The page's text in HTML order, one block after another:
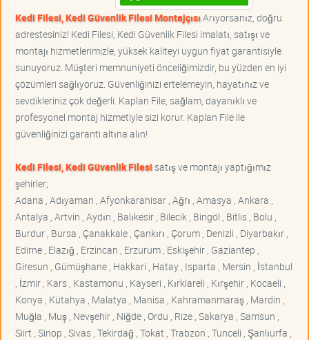
Kedi Filesi, Kedi Güvenlik Filesi MontajçısıArıyorsanız, doğru
adrestesiniz! Kedi Filesi, Kedi Güvenlik Filesi imalatı, satışı ve
montajı hizmetlerimizle, yüksek kaliteyi uygun fiyat garantisiyle
sunuyoruz. Müşteri memnuniyeti önceliğimizdir, bu yüzden en iyi
çözümleri sağlıyoruz. Güvenliğinizi ertelemeyin, hayatınız ve
sevdikleriniz çok değerli. Kaplan File, sağlam, dayanıklı ve
profesyonel montaj hizmetiyle sizi korur. Kaplan File ile
güvenliğinizi garanti altına alın!
Kedi Filesi, Kedi Güvenlik Filesisatış ve montajı yaptığımız
şehirler;
Adana , Adıyaman , Afyonkarahisar , Ağrı , Amasya , Ankara ,
Antalya , Artvin , Aydın , Balıkesir , Bilecik , Bingöl , Bitlis , Bolu ,
Burdur , Bursa , Çanakkale , Çankırı , Çorum , Denizli , Diyarbakır ,
Edirne , Elazığ , Erzincan , Erzurum , Eskişehir , Gaziantep ,
Giresun , Gümüşhane , Hakkari , Hatay , Isparta , Mersin , İstanbul
, İzmir , Kars , Kastamonu , Kayseri , Kırklareli , Kırşehir , Kocaeli ,
Konya , Kütahya , Malatya , Manisa , Kahramanmaraş , Mardin ,
Muğla , Muş , Nevşehir , Niğde , Ordu , Rize , Sakarya , Samsun ,
Siirt , Sinop , Sivas , Tekirdağ , Tokat , Trabzon , Tunceli , Şanlıurfa ,